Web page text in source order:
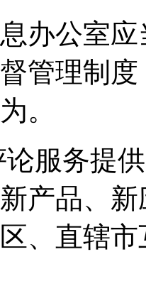
办公室
管理制
。
服务提
产品、
、直辖